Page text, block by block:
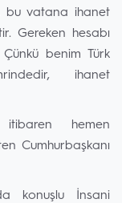
bu vatana ihanet
Gereken hesabı
benim Türk
ihanet
hemen
Cumhurbaşkanı
konuşlu İnsani